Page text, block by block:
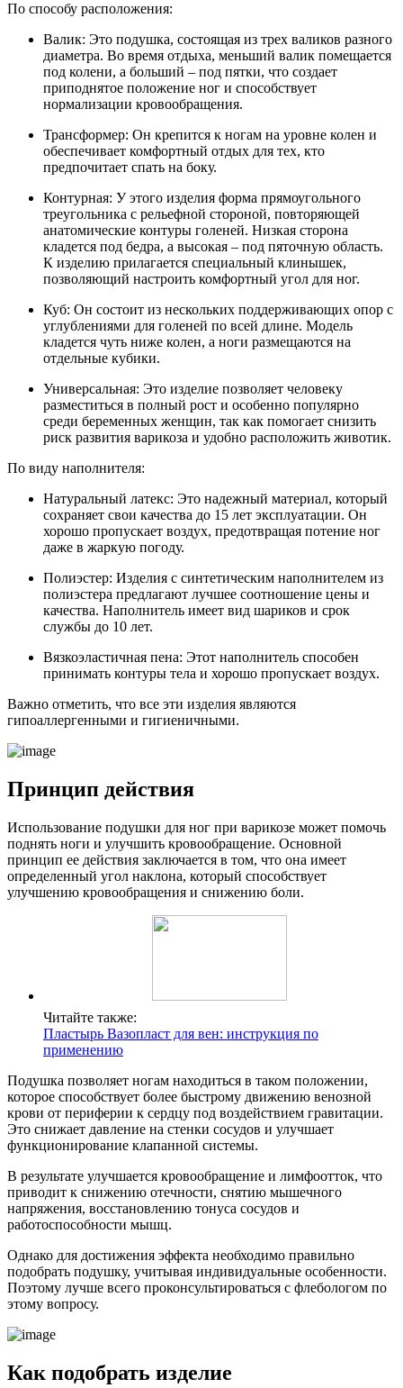
По способу расположения:
Валик: Это подушка, состоящая из трех валиков разного
диаметра. Во время отдыха, меньший валик помещается
под колени, а больший – под пятки, что создает
приподнятое положение ног и способствует
нормализации кровообращения.
Трансформер: Он крепится к ногам на уровне колен и
обеспечивает комфортный отдых для тех, кто
предпочитает спать на боку.
Контурная: У этого изделия форма прямоугольного
треугольника с рельефной стороной, повторяющей
анатомические контуры голеней. Низкая сторона
кладется под бедра, а высокая – под пяточную область.
К изделию прилагается специальный клинышек,
позволяющий настроить комфортный угол для ног.
Куб: Он состоит из нескольких поддерживающих опор с
углублениями для голеней по всей длине. Модель
кладется чуть ниже колен, а ноги размещаются на
отдельные кубики.
Универсальная: Это изделие позволяет человеку
разместиться в полный рост и особенно популярно
среди беременных женщин, так как помогает снизить
риск развития варикоза и удобно расположить животик.
По виду наполнителя:
Натуральный латекс: Это надежный материал, который
сохраняет свои качества до 15 лет эксплуатации. Он
хорошо пропускает воздух, предотвращая потение ног
даже в жаркую погоду.
Полиэстер: Изделия с синтетическим наполнителем из
полиэстера предлагают лучшее соотношение цены и
качества. Наполнитель имеет вид шариков и срок
службы до 10 лет.
Вязкоэластичная пена: Этот наполнитель способен
принимать контуры тела и хорошо пропускает воздух.
Важно отметить, что все эти изделия являются
гипоаллергенными и гигиеничными.
Принцип действия
Использование подушки для ног при варикозе может помочь
поднять ноги и улучшить кровообращение. Основной
принцип ее действия заключается в том, что она имеет
определенный угол наклона, который способствует
улучшению кровообращения и снижению боли.
Читайте также:
Пластырь Вазопласт для вен: инструкция по
применению
Подушка позволяет ногам находиться в таком положении,
которое способствует более быстрому движению венозной
крови от периферии к сердцу под воздействием гравитации.
Это снижает давление на стенки сосудов и улучшает
функционирование клапанной системы.
В результате улучшается кровообращение и лимфоотток, что
приводит к снижению отечности, снятию мышечного
напряжения, восстановлению тонуса сосудов и
работоспособности мышц.
Однако для достижения эффекта необходимо правильно
подобрать подушку, учитывая индивидуальные особенности.
Поэтому лучше всего проконсультироваться с флебологом по
этому вопросу.
Как подобрать изделие